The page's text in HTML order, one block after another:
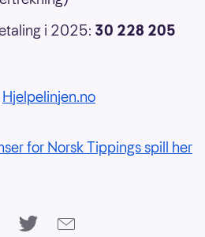
i 2025: 30 228 205
Hjelpelinjen.no
for Norsk Tippings spill her